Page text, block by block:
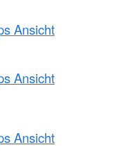
Ansicht
Ansicht
Ansicht